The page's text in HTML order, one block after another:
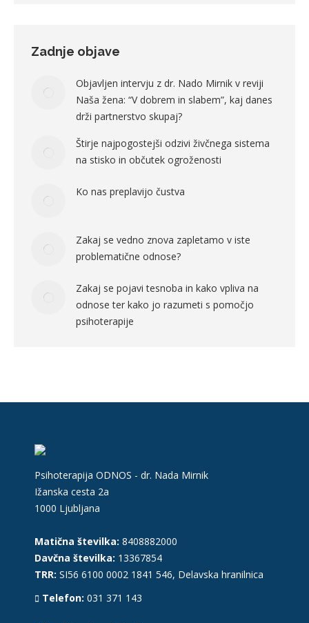
Zadnje objave
Objavljen intervju z dr. Nado Mirnik v reviji
Naša žena: “V dobrem in slabem”, kaj danes
drži partnerstvo skupaj?
Štirje najpogostejši odzivi živčnega sistema
na stisko in občutek ogroženosti
Ko nas preplavijo čustva
Zakaj se vedno znova zapletamo v iste
problematične odnose?
Zakaj se pojavi tesnoba in kako vpliva na
odnose ter kako jo razumeti s pomočjo
psihoterapije
Psihoterapija ODNOS - dr. Nada Mirnik
Ižanska cesta 2a
1000 Ljubljana
Matična številka: 8408882000
Davčna številka: 13367854
TRR: SI56 6100 0002 1841 546, Delavska hranilnica
Telefon: 031 371 143